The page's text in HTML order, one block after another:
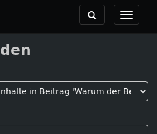
Toggle
Toggle
navigation